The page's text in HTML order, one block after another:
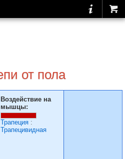
от пола
Воздействие на
мышцы:
Трапеция :
Трапецивидная